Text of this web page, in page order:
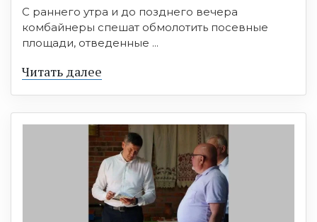
С раннего утра и до позднего вечера
комбайнеры спешат обмолотить посевные
площади, отведенные ...
Читать далее